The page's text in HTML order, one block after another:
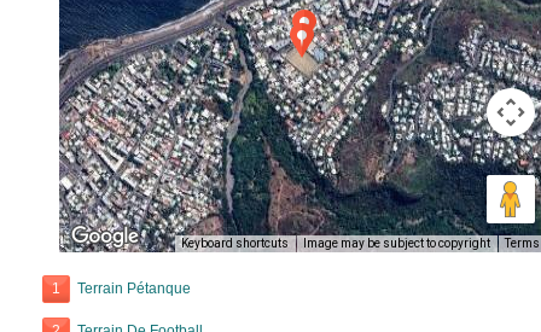
Keyboard shortcuts Image may be subject to copyright Terms
1 Terrain Pétanque